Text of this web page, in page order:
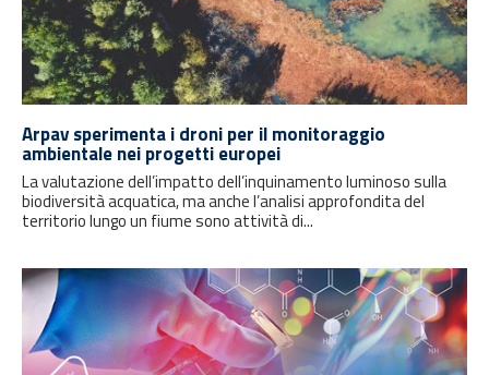
Arpav sperimenta i droni per il monitoraggio
ambientale nei progetti europei
La valutazione dell’impatto dell’inquinamento luminoso sulla
biodiversità acquatica, ma anche l’analisi approfondita del
territorio lungo un fiume sono attività di...